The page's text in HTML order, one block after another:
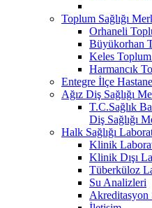
Toplum Sağlığı
Orhaneli
Büyükorhan
Keles Toplum
Harmancık
Entegre İlçe
Ağız Diş Sağlığı
T.C.Sağlık
Diş Sağlığı
Halk Sağlığı
Klinik
Klinik Dışı
Tüberküloz
Su Analizleri
Akreditasyon